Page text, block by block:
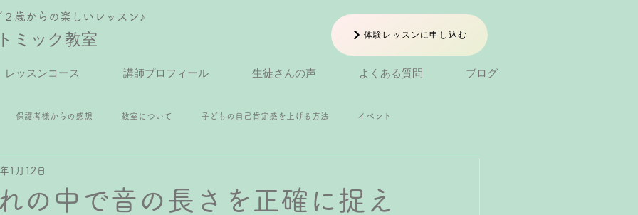
歳からの楽しいレッスン♪
ミック教室 体験レッスンに申し込む
レッスンコース 講師プロフィール 生徒さんの声 よくある質問 ブログ
保護者様からの感想 教室について 子どもの自己肯定感を上げる方法 イベント
レッスン
の中で音の長さを正確に捉え
1月12日